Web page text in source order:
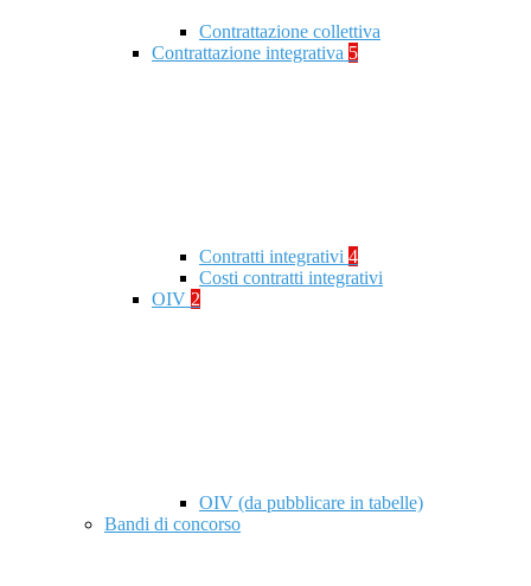
Contrattazione collettiva
Contrattazione integrativa 5
Contratti integrativi 4
Costi contratti integrativi
OIV 2
OIV (da pubblicare in tabelle)
Bandi di concorso